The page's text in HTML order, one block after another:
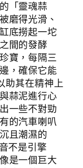
「靈魂蒜
磨得光滑、
底撈起一坨
間的發酵
寶，每隔三
，確保它能
助其在精神上
蒜泥進行心
一些不對勁
的汽車喇叭
且潮濕的
不是引擎
是一個巨大